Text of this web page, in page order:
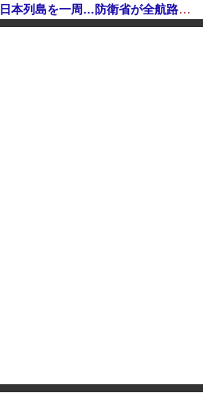
中国とロシア海軍艦艇4隻が日本列島を一周…防衛省が全航路を公開！
「あきれてモノが言えない」「国を維持できるの？」外国人の永住許可要件の厳格化で在日中国人の本音は？